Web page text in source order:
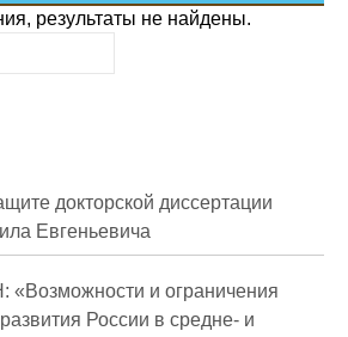
коррупции
результаты не найдены.
докторской диссертации
Евгеньевича
и ограничения
России в средне- и